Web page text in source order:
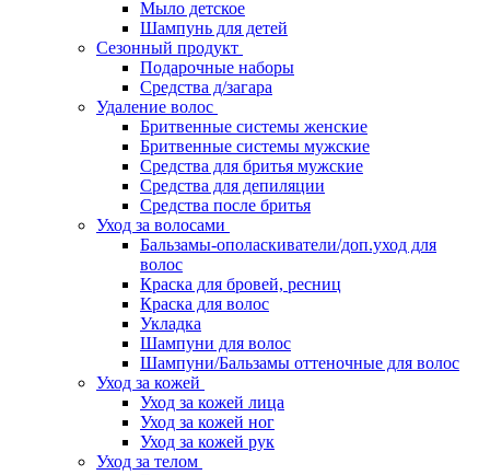
Мыло детское
Шампунь для детей
Сезонный продукт
Подарочные наборы
Средства д/загара
Удаление волос
Бритвенные системы женские
Бритвенные системы мужские
Средства для бритья мужские
Средства для депиляции
Средства после бритья
Уход за волосами
Бальзамы-ополаскиватели/доп.уход для
волос
Краска для бровей, ресниц
Краска для волос
Укладка
Шампуни для волос
Шампуни/Бальзамы оттеночные для волос
Уход за кожей
Уход за кожей лица
Уход за кожей ног
Уход за кожей рук
Уход за телом